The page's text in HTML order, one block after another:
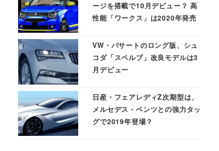
ージを搭載で10月デビュー？ 高
性能「ワークス」は2020年発売
VW・パサートのロング版、シュ
コダ「スペルブ」改良モデルは3
月デビュー
日産・フェアレディZ次期型は、
メルセデス・ベンツとの強力タッ
グで2019年登場？